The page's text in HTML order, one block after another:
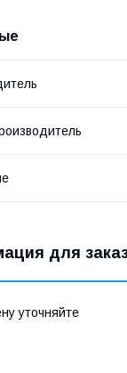
для
уточняйте